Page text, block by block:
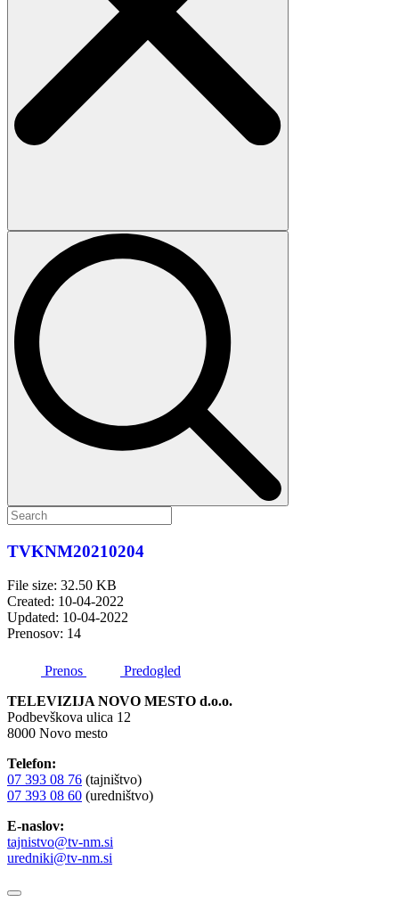
TVKNM20210204
File size: 32.50 KB
Created: 10-04-2022
Updated: 10-04-2022
Prenosov: 14
Prenos
Predogled
TELEVIZIJA NOVO MESTO d.o.o.
Podbevškova ulica 12
8000 Novo mesto
Telefon:
07 393 08 76 (tajništvo)
07 393 08 60 (uredništvo)
E-naslov:
tajnistvo@tv-nm.si
uredniki@tv-nm.si